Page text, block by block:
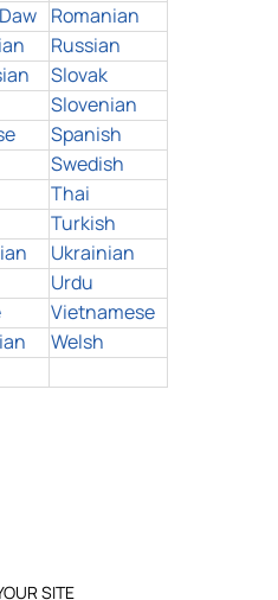
Romanian
Russian
Slovak
Slovenian
Spanish
Swedish
Thai
Turkish
Ukrainian
Urdu
Vietnamese
Welsh
SITE